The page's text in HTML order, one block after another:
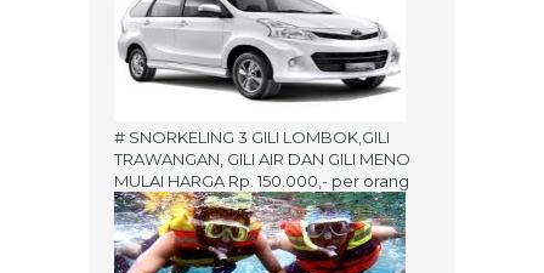
# SNORKELING 3 GILI LOMBOK,GILI
TRAWANGAN, GILI AIR DAN GILI MENO
MULAI HARGA Rp. 150.000,- per orang